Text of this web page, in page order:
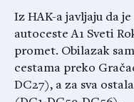
Iz HAK-a javljaju da
autoceste A1 Sveti
promet. Obilazak
cestama preko
DC27), a za sva